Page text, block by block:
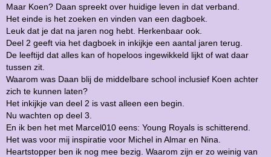
Maar Koen? Daan spreekt over huidige leven in dat verband.
Het einde is het zoeken en vinden van een dagboek.
Leuk dat je dat na jaren nog hebt. Herkenbaar ook.
Deel 2 geeft via het dagboek in inkijkje een aantal jaren terug.
De leeftijd dat alles kan of hopeloos ingewikkeld lijkt of wat daar
tussen zit.
Waarom was Daan blij de middelbare school inclusief Koen achter
zich te kunnen laten?
Het inkijkje van deel 2 is vast alleen een begin.
Nu wachten op deel 3.
En ik ben het met Marcel010 eens: Young Royals is schitterend.
Het was voor mij inspiratie voor Michel in Almar en Nina.
Heartstopper ben ik nog mee bezig. Waarom zijn er zo weinig van